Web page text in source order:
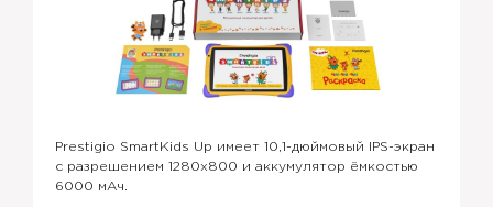
Prestigio SmartKids Up имеет 10,1-дюймовый IPS-экран
с разрешением 1280х800 и аккумулятор ёмкостью
6000 мАч.